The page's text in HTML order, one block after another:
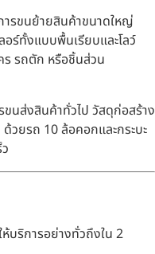
รขนย้ายสินค้าขนาดใหญ่
ร์ทั้งแบบพื้นเรียบและโลว์
รถตัก หรือชิ้นส่วน
ขนส่งสินค้าทั่วไป วัสดุก่อสร้าง
วยรถ 10 ล้อคอกและกระบะ
บริการอย่างทั่วถึงใน 2